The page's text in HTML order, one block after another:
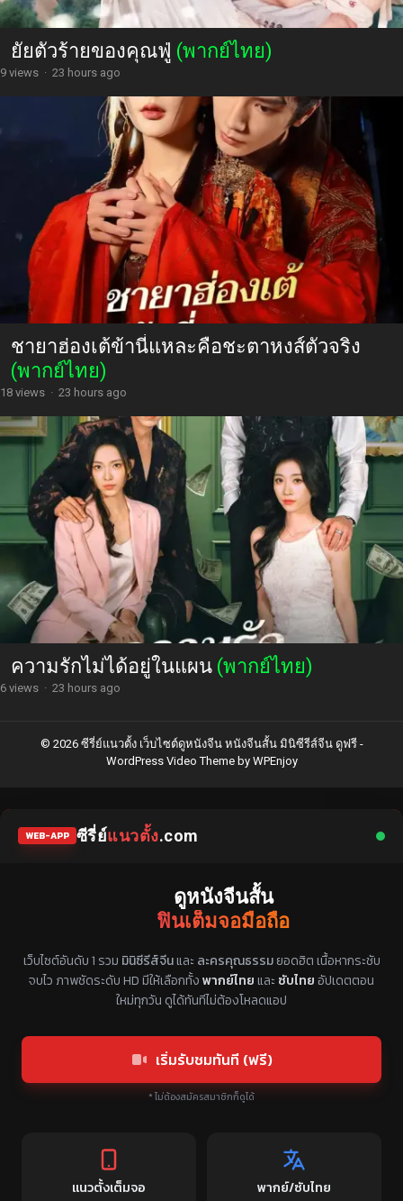
ยัยตัวร้ายของคุณฟู่ (พากย์ไทย)
9 views · 23 hours ago
ชายาฮ่องเต้ข้านี่แหละคือชะตาหงส์ตัวจริง
(พากย์ไทย)
18 views · 23 hours ago
ความรักไม่ได้อยู่ในแผน (พากย์ไทย)
6 views · 23 hours ago
© 2026 ซีรี่ย์แนวตั้ง เว็บไซต์ดูหนังจีน หนังจีนสั้น มินิซีรีส์จีน ดูฟรี -
WordPress Video Themeby WPEnjoy
WEB-APP ซีรี่ย์แนวตั้ง.com
ดูหนังจีนสั้น
ฟินเต็มจอมือถือ
เว็บไซต์อันดับ 1 รวม มินิซีรีส์จีนและ ละครคุณธรรมยอดฮิต เนื้อหากระชับ
จบไว ภาพชัดระดับ HD มีให้เลือกทั้งพากย์ไทยและ ซับไทยอัปเดตตอน
ใหม่ทุกวัน ดูได้ทันทีไม่ต้องโหลดแอป
เริ่มรับชมทันที (ฟรี)
* ไม่ต้องสมัครสมาชิกก็ดูได้
แนวตั้งเต็มจอ พากย์/ซับไทย